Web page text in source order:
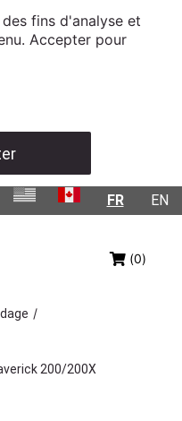
fins d'analyse et
Accepter pour
EN
FR
(0)
/
200/200X